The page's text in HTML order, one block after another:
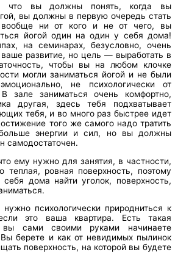
что вы должны понять, когда вы
вы должны в первую очередь стать
вообще ни от кого и не от чего, вы
йогой один на один у себя дома!
на семинарах, безусловно, очень
ваше развитие, но цель — выработать в
чтобы вы на любом клочке
могли заниматься йогой и не были
не психологически от
зале заниматься очень комфортно,
другая, здесь тебя подхватывает
тебя, и во много раз быстрее идет
того же самого надо тратить
энергии и сил, но вы должны
самодостаточен.
ему нужно для занятия, в частности,
теплая, ровная поверхность, поэтому
себя дома найти уголок, поверхность,
психологически природниться к
это ваша квартира. Есть такая
вы сами своими руками начинаете
берете и как от невидимых пылинок
поверхность, на которой вы будете